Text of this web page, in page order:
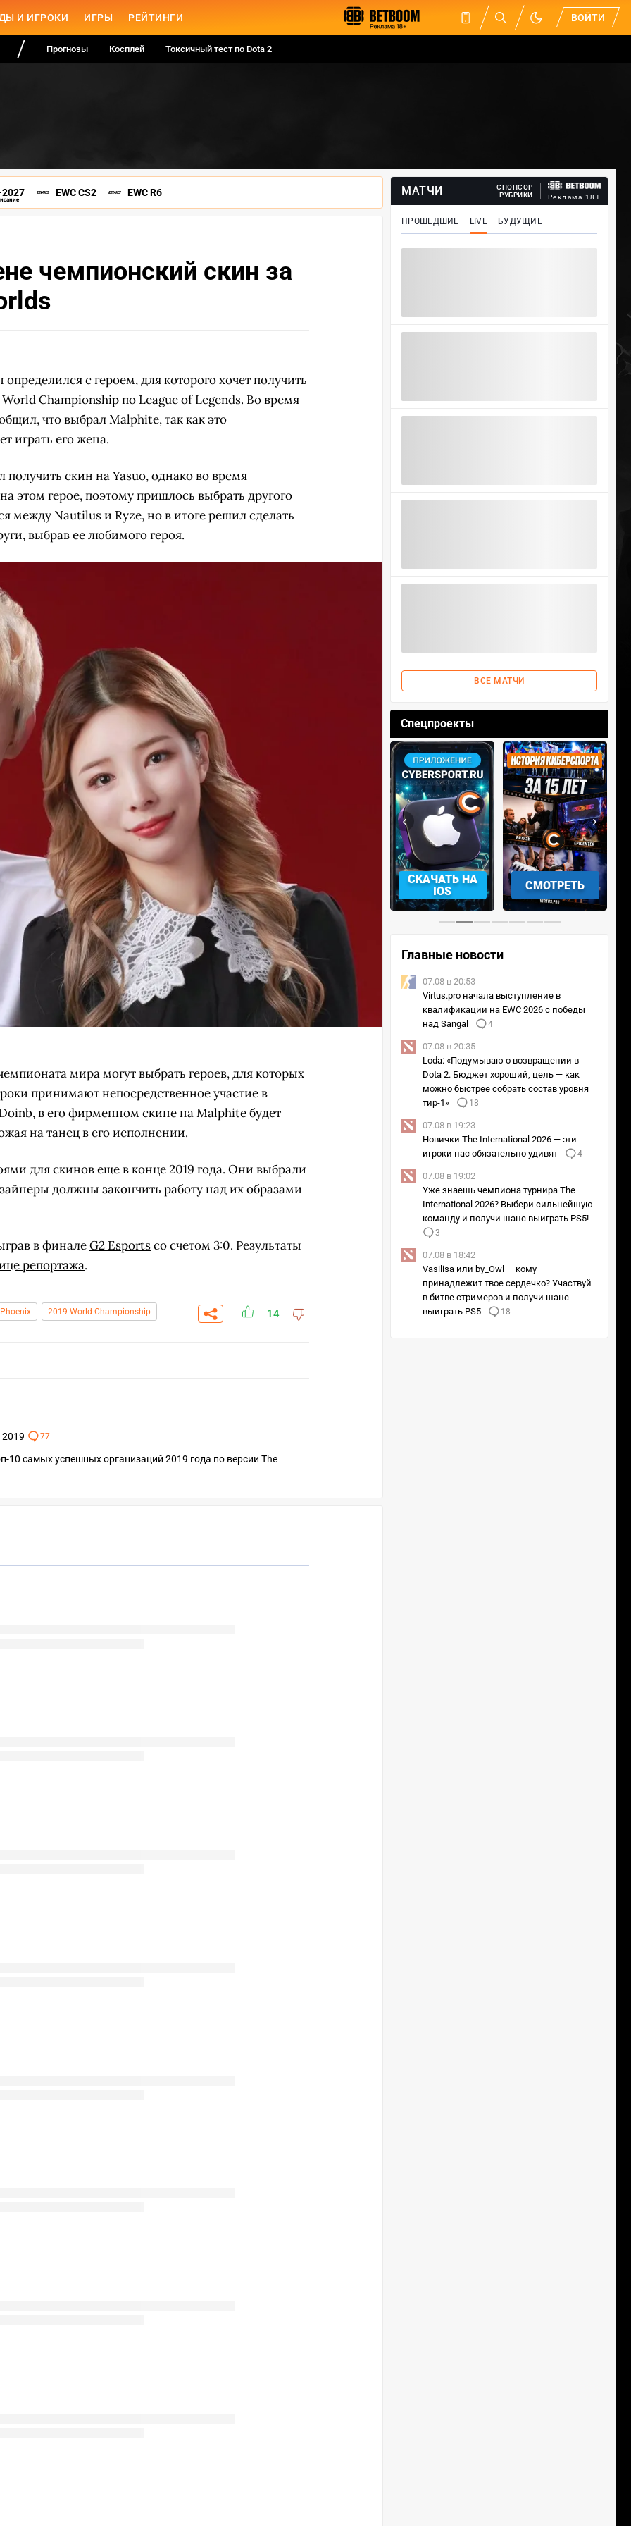
И ИГРОКИ ИГРЫ РЕЙТИНГИ ВОЙТИ
Прогнозы Косплей Токсичный тест по Dota 2
EWC CS2 EWC R6
чемпионский скин за
с героем, для которого хочет получить
Championship по League of Legends. Во время
что выбрал Malphite, так как это
играть его жена.
скин на Yasuo, однако во время
этом герое, поэтому пришлось выбрать другого
между Nautilus и Ryze, но в итоге решил сделать
выбрав ее любимого героя.
мира могут выбрать героев, для которых
принимают непосредственное участие в
в его фирменном скине на Malphite будет
на танец в его исполнении.
для скинов еще в конце 2019 года. Они выбрали
должны закончить работу над их образами
в финалеG2 Esportsсо счетом 3:0. Результаты
репортажа.
2019 World Championship 14
2019 77
10 самых успешных организаций 2019 года по версии The
МАТЧИ
СПОНСОР
РУБРИКИ
Реклама 18+
ПРОШЕДШИЕ LIVE БУДУЩИЕ
ВСЕ МАТЧИ
Спецпроекты
ВЫБРАТЬ
СКАЧАТЬ НА
ANDROID
IOS
СМОТРЕТЬ УЧАСТВОВАТЬ
‹ ›
Главные новости
07.08 в 20:53
Virtus.pro начала выступление в
квалификации на EWC 2026 с победы
над Sangal
4
07.08 в 20:35
Loda: «Подумываю о возвращении в
Dota 2. Бюджет хороший, цель — как
можно быстрее собрать состав уровня
тир-1»
18
07.08 в 19:23
Новички The International 2026 — эти
игроки нас обязательно удивят
4
07.08 в 19:02
Уже знаешь чемпиона турнира The
International 2026? Выбери сильнейшую
команду и получи шанс выиграть PS5!
3
07.08 в 18:42
Vasilisa или by_Owl — кому
принадлежит твое сердечко? Участвуй
в битве стримеров и получи шанс
выиграть PS5
18